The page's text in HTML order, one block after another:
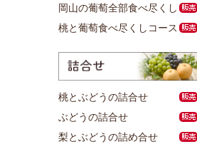
岡山の葡萄全部食べ尽くし
桃と葡萄食べ尽くしコース
桃とぶどうの詰合せ
ぶどうの詰合せ
梨とぶどうの詰め合せ